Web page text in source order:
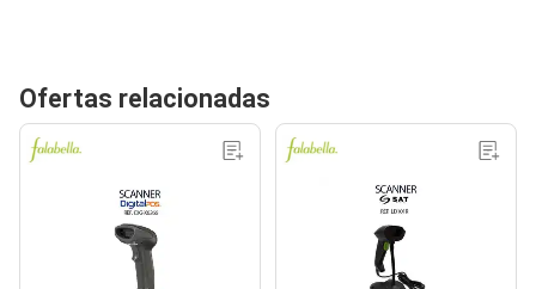
Ofertas relacionadas